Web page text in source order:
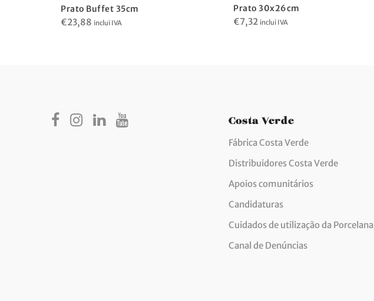
Prato Buffet 35cm
€23,88 inclui IVA
Prato 30x26cm
€7,32 inclui IVA
Costa Verde
Fábrica Costa Verde
Distribuidores Costa Verde
Apoios comunitários
Candidaturas
Cuidados de utilização da Porcelana
Canal de Denúncias